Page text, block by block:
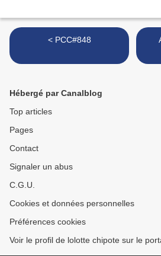
< PCC#848
Hébergé par Canalblog
Top articles
Pages
Contact
Signaler un abus
C.G.U.
Cookies et données personnelles
Préférences cookies
Voir le profil de lolotte chipote sur le